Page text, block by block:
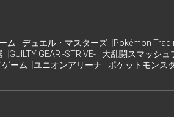
ム デュエル・マスターズ Pokémon
GUILTY GEAR -STRIVE- 大乱闘スマッシュ
ーム ユニオンアリーナ ポケットモンス